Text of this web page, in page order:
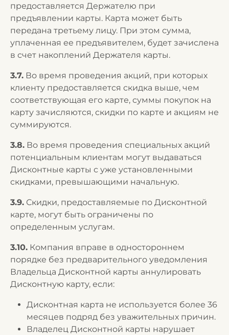
предоставляется Держателю при
предъявлении карты. Карта может быть
передана третьему лицу. При этом сумма,
уплаченная ее предъявителем, будет зачислена
в счет накоплений Держателя карты.
3.7. Во время проведения акций, при которых
клиенту предоставляется скидка выше, чем
соответствующая его карте, суммы покупок на
карту зачисляются, скидки по карте и акциям не
суммируются.
3.8. Во время проведения специальных акций
потенциальным клиентам могут выдаваться
Дисконтные карты с уже установленными
скидками, превышающими начальную.
3.9. Скидки, предоставляемые по Дисконтной
карте, могут быть ограничены по
определенным услугам.
3.10. Компания вправе в одностороннем
порядке без предварительного уведомления
Владельца Дисконтной карты аннулировать
Дисконтную карту, если:
Дисконтная карта не используется более 36
месяцев подряд без уважительных причин.
Владелец Дисконтной карты нарушает